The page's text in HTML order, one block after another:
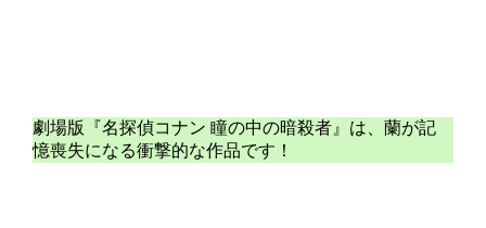
劇場版『名探偵コナン 瞳の中の暗殺者』は、蘭が記
憶喪失になる衝撃的な作品です！